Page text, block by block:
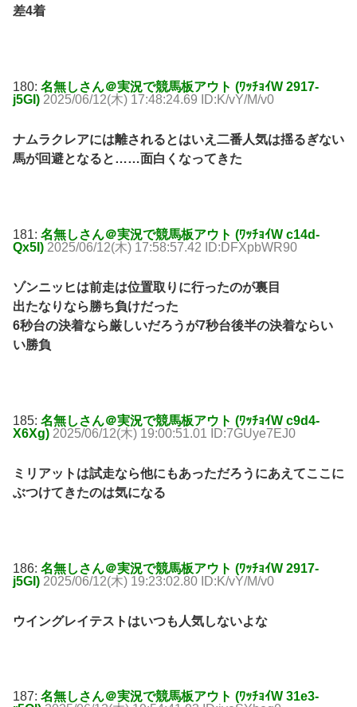
差4着
180: 名無しさん＠実況で競馬板アウト (ﾜｯﾁｮｲW 2917-
j5GI) 2025/06/12(木) 17:48:24.69 ID:K/vY/M/v0
ナムラクレアには離されるとはいえ二番人気は揺るぎない
馬が回避となると……面白くなってきた
181: 名無しさん＠実況で競馬板アウト (ﾜｯﾁｮｲW c14d-
Qx5I) 2025/06/12(木) 17:58:57.42 ID:DFXpbWR90
ゾンニッヒは前走は位置取りに行ったのが裏目
出たなりなら勝ち負けだった
6秒台の決着なら厳しいだろうが7秒台後半の決着ならい
い勝負
185: 名無しさん＠実況で競馬板アウト (ﾜｯﾁｮｲW c9d4-
X6Xg) 2025/06/12(木) 19:00:51.01 ID:7GUye7EJ0
ミリアットは試走なら他にもあっただろうにあえてここに
ぶつけてきたのは気になる
186: 名無しさん＠実況で競馬板アウト (ﾜｯﾁｮｲW 2917-
j5GI) 2025/06/12(木) 19:23:02.80 ID:K/vY/M/v0
ウイングレイテストはいつも人気しないよな
187: 名無しさん＠実況で競馬板アウト (ﾜｯﾁｮｲW 31e3-